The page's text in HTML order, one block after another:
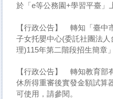
於「e等公務園+學習平臺」
【行政公告】
轉知「臺中
子女托嬰中心(委託社團法
理)115年第二階段招生簡章
【行政公告】
轉知教育部
休所得重審後實發金額試算
可使用，請參閱。